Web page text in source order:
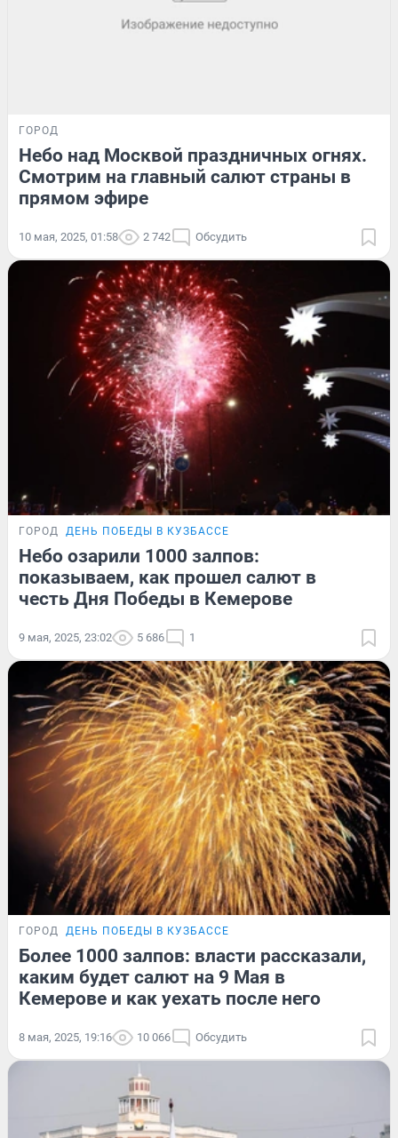
ГОРОД
Небо над Москвой праздничных огнях.
Смотрим на главный салют страны в
прямом эфире
10 мая, 2025, 01:58 2 742 Обсудить
ГОРОД ДЕНЬ ПОБЕДЫ В КУЗБАССЕ
Небо озарили 1000 залпов:
показываем, как прошел салют в
честь Дня Победы в Кемерове
9 мая, 2025, 23:02 5 686 1
ГОРОД ДЕНЬ ПОБЕДЫ В КУЗБАССЕ
Более 1000 залпов: власти рассказали,
каким будет салют на 9 Мая в
Кемерове и как уехать после него
8 мая, 2025, 19:16 10 066 Обсудить